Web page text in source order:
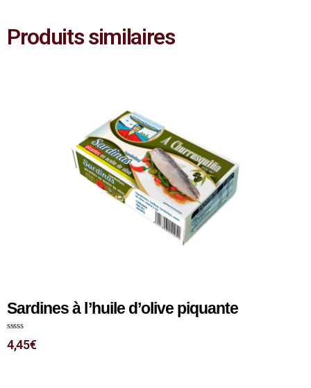
Produits similaires
Sardines à l’huile d’olive piquante
N
o
4,45€